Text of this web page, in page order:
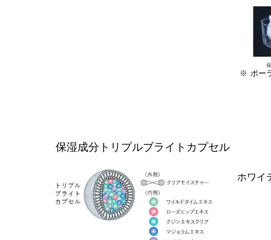
ポー
保湿成分トリプルブライトカプセル
ホワイ